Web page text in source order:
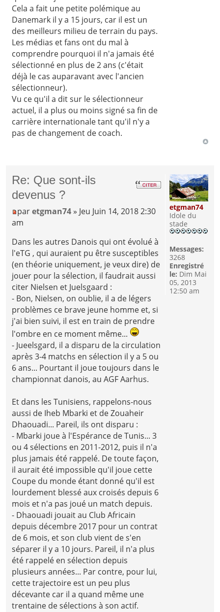
Cela a fait une petite polémique au
Danemark il y a 15 jours, car il est un
des meilleurs milieu de terrain du pays.
Les médias et fans ont du mal à
comprendre pourquoi il n'a jamais été
sélectionné en plus de 2 ans (c'était
déjà le cas auparavant avec l'ancien
sélectionneur).
Vu ce qu'il a dit sur le sélectionneur
actuel, il a plus ou moins signé sa fin de
carrière internationale tant qu'il n'y a
pas de changement de coach.
Re: Que sont-ils
devenus ?
paretgman74 » Jeu Juin 14, 2018 2:30
am
Dans les autres Danois qui ont évolué à
l'eTG , qui auraient pu être susceptibles
(en théorie uniquement, je veux dire) de
jouer pour la sélection, il faudrait aussi
citer Nielsen et Juelsgaard :
- Bon, Nielsen, on oublie, il a de légers
problèmes ce brave jeune homme et, si
j'ai bien suivi, il est en train de prendre
l'ombre en ce moment même...
- Jueelsgard, il a disparu de la circulation
après 3-4 matchs en sélection il y a 5 ou
6 ans... Pourtant il joue toujours dans le
championnat danois, au AGF Aarhus.
Et dans les Tunisiens, rappelons-nous
aussi de Iheb Mbarki et de Zouaheir
Dhaouadi... Pareil, ils ont disparu :
- Mbarki joue à l'Espérance de Tunis... 3
ou 4 sélections en 2011-2012, puis il n'a
plus jamais été rappelé. De toute façon,
il aurait été impossible qu'il joue cette
Coupe du monde étant donné qu'il est
lourdement blessé aux croisés depuis 6
mois et n'a pas joué un match depuis.
- Dhaouadi jouait au Club Africain
depuis décembre 2017 pour un contrat
de 6 mois, et son club vient de s'en
séparer il y a 10 jours. Pareil, il n'a plus
été rappelé en sélection depuis
plusieurs années... Par contre, pour lui,
cette trajectoire est un peu plus
décevante car il a quand même une
trentaine de sélections à son actif.
etgman74
Idole du
stade
Messages:
3268
Enregistré
le: Dim Mai
05, 2013
12:50 am